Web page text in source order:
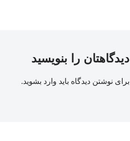
دیدگاهتان را بنویسید
برای نوشتن دیدگاه باید وارد بشوید.